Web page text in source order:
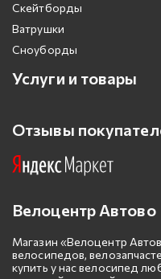
Скейтборды
Ватрушки
Сноуборды
Услуги и товары
Отзывы
Велоцентр Автово
Магазин «Велоцентр
велосипедов,
купить у нас велосипед